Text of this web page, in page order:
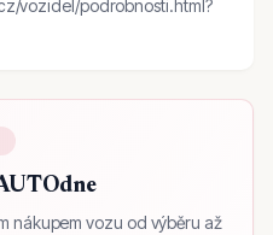
vozidel/podrobnosti.html?
nákupem vozu od výběru až